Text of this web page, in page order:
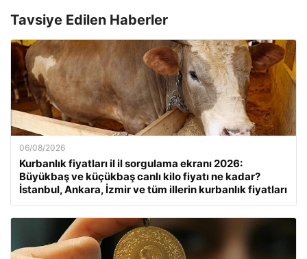
Tavsiye Edilen Haberler
06/08/2026
Kurbanlık fiyatları il il sorgulama ekranı 2026:
Büyükbaş ve küçükbaş canlı kilo fiyatı ne kadar?
İstanbul, Ankara, İzmir ve tüm illerin kurbanlık fiyatları